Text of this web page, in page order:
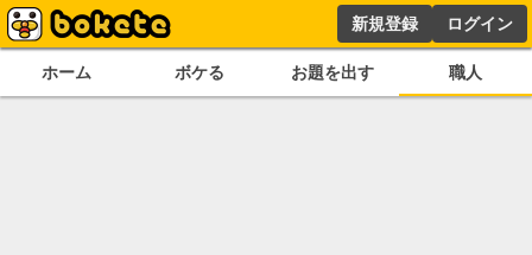
新規登録 ログイン
ホーム ボケる お題を出す 職人